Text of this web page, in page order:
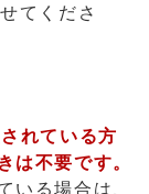
てくださ
れている方
は不要です。
いる場合は、